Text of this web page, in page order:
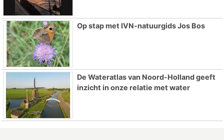
Op stap met IVN-natuurgids Jos Bos
De Wateratlas van Noord-Holland geeft
inzicht in onze relatie met water